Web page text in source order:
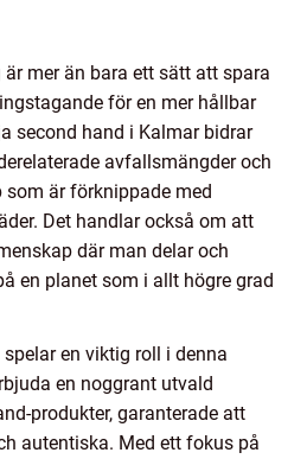
mer än bara ett sätt att spara
för en mer hållbar
second hand i Kalmar bidrar
avfallsmängder och
är förknippade med
Det handlar också om att
där man delar och
en planet som i allt högre grad
en viktig roll i denna
en noggrant utvald
produkter, garanterade att
autentiska. Med ett fokus på